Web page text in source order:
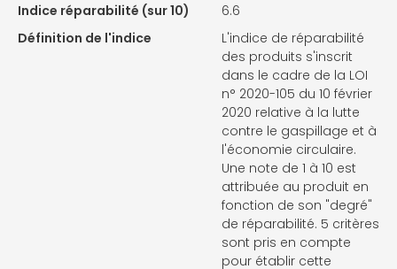
Indice réparabilité (sur 10)
6.6
Définition de l'indice
L'indice de réparabilité
des produits s'inscrit
dans le cadre de la LOI
n° 2020-105 du 10 février
2020 relative à la lutte
contre le gaspillage et à
l'économie circulaire.
Une note de 1 à 10 est
attribuée au produit en
fonction de son "degré"
de réparabilité. 5 critères
sont pris en compte
pour établir cette